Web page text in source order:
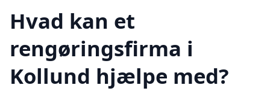
Hvad kan et
rengøringsfirma i
Kollund hjælpe med?